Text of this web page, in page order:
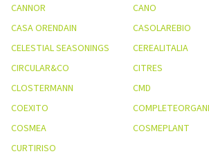
CANNOR
CANO
CASA ORENDAIN
CASOLAREBIO
CELESTIAL SEASONINGS
CEREALITALIA
CIRCULAR&CO
CITRES
CLOSTERMANN
CMD
COEXITO
COSMEA
COSMEPLANT
CURTIRISO